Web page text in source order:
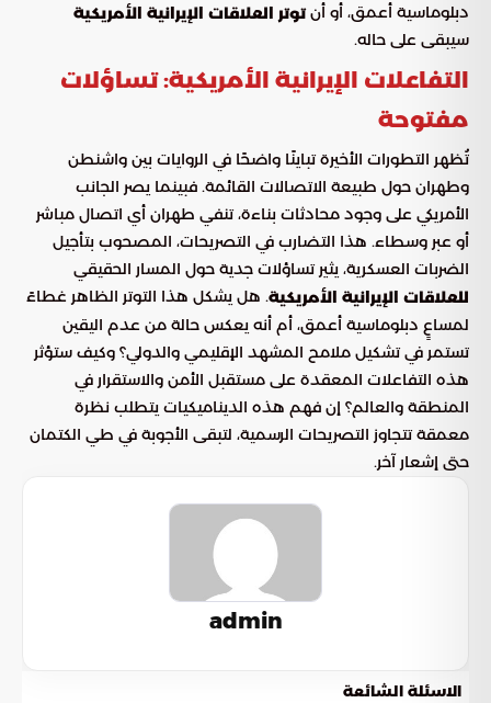
دبلوماسية أعمق، أو أنتوتر العلاقات الإيرانية الأمريكية
سيبقى على حاله.
التفاعلات الإيرانية الأمريكية: تساؤلات
مفتوحة
تُظهر التطورات الأخيرة تباينًا واضحًا في الروايات بين واشنطن
وطهران حول طبيعة الاتصالات القائمة. فبينما يصر الجانب
الأمريكي على وجود محادثات بناءة، تنفي طهران أي اتصال مباشر
أو عبر وسطاء. هذا التضارب في التصريحات، المصحوب بتأجيل
الضربات العسكرية، يثير تساؤلات جدية حول المسار الحقيقي
للعلاقات الإيرانية الأمريكية. هل يشكل هذا التوتر الظاهر غطاءً
لمساعٍ دبلوماسية أعمق، أم أنه يعكس حالة من عدم اليقين
تستمر في تشكيل ملامح المشهد الإقليمي والدولي؟ وكيف ستؤثر
هذه التفاعلات المعقدة على مستقبل الأمن والاستقرار في
المنطقة والعالم؟ إن فهم هذه الديناميكيات يتطلب نظرة
معمقة تتجاوز التصريحات الرسمية، لتبقى الأجوبة في طي الكتمان
حتى إشعار آخر.
admin
الاسئلة الشائعة